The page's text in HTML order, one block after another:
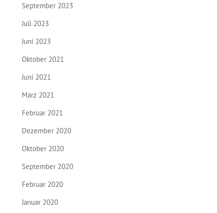
September 2023
Juli 2023
Juni 2023
Oktober 2021
Juni 2021
März 2021
Februar 2021
Dezember 2020
Oktober 2020
September 2020
Februar 2020
Januar 2020